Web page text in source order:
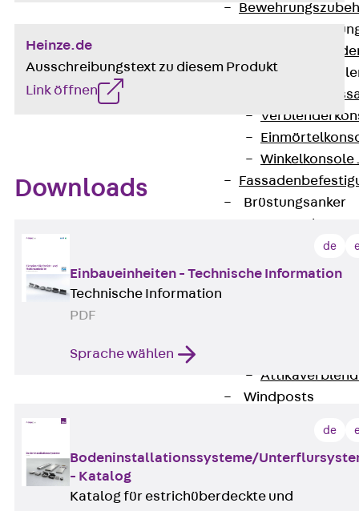
Winkelkonsole
Brüstungsanker
Zurück
Windposts
Schallisolation
Heinze.de
Ausschreibungstext zu diesem Produkt
Link öffnen
Downloads
de
Einbaueinheiten - Technische Information
Technische Information
PDF
Sprache wählen
de
Bodeninstallationssysteme/
- Katalog
Katalog für estrichüberdeckte und